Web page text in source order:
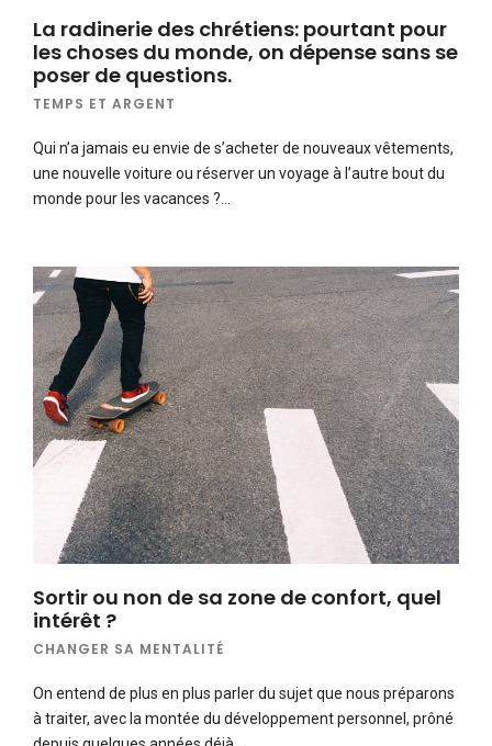
La radinerie des chrétiens: pourtant pour
les choses du monde, on dépense sans se
poser de questions.
TEMPS ET ARGENT
Qui n’a jamais eu envie de s’acheter de nouveaux vêtements,
une nouvelle voiture ou réserver un voyage à l’autre bout du
monde pour les vacances ?…
Sortir ou non de sa zone de confort, quel
intérêt ?
CHANGER SA MENTALITÉ
On entend de plus en plus parler du sujet que nous préparons
à traiter, avec la montée du développement personnel, prôné